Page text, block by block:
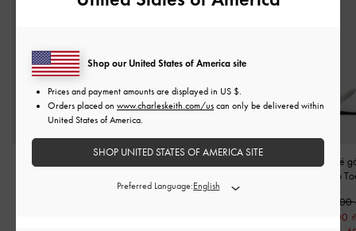
Giày búp bê bé gái
Phấn
Giày sandals bé
Embellished Cap-
1,250,000
650,000
Shop our United States of America site
Prices and payment amounts are displayed in US $
Orders placed on www.charleskeith.com/us can only be delivered within
United States of America.
SHOP UNITED STATES OF AMERICA SITE
Preferred Language: